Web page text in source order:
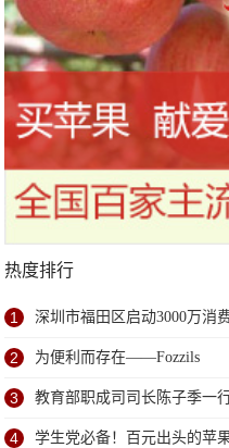
热度排行
1 深圳市福田区启动3000万消
2 为便利而存在——Fozzils
3 教育部职成司司长陈子季一
研
4 学生党必备！百元出头的苹